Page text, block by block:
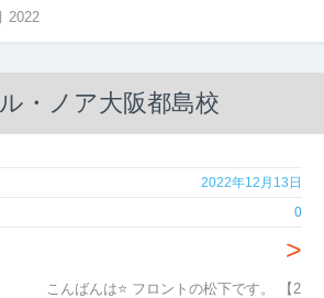
2022
・ノア大阪都島校
2022年12月13日
0
>
こんばんは⭐ フロントの松下です。 【2